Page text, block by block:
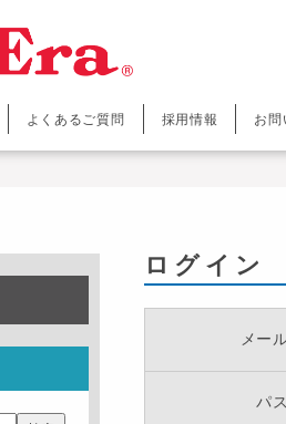
よくあるご質問 採用情報 お
ログイン
メー
パ